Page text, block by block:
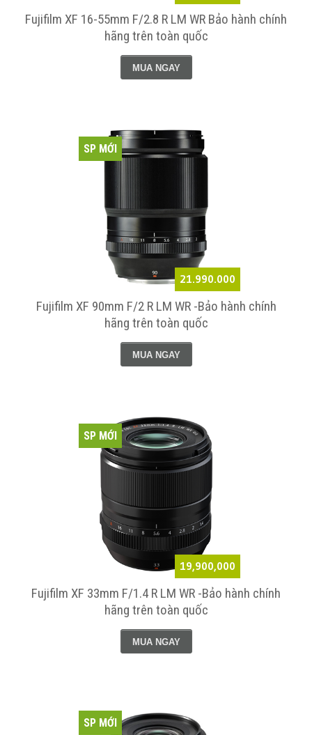
Fujifilm XF 16-55mm F/2.8 R LM WR Bảo hành chính
hãng trên toàn quốc
MUA NGAY
21.990.000
SP MỚI
Fujifilm XF 90mm F/2 R LM WR -Bảo hành chính
hãng trên toàn quốc
MUA NGAY
19,900,000
SP MỚI
Fujifilm XF 33mm F/1.4 R LM WR -Bảo hành chính
hãng trên toàn quốc
MUA NGAY
SP MỚI